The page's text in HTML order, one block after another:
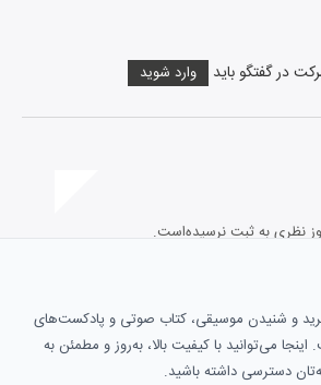
در گفتگو باید وارد شوید
نظری به ثبت نرسیده‌است.
و شنیدن موسیقی، کتاب صوتی و پادکست‌های
می‌توانید با کیفیت بالا، به‌روز و مطمئن به
دسترسی داشته باشید.